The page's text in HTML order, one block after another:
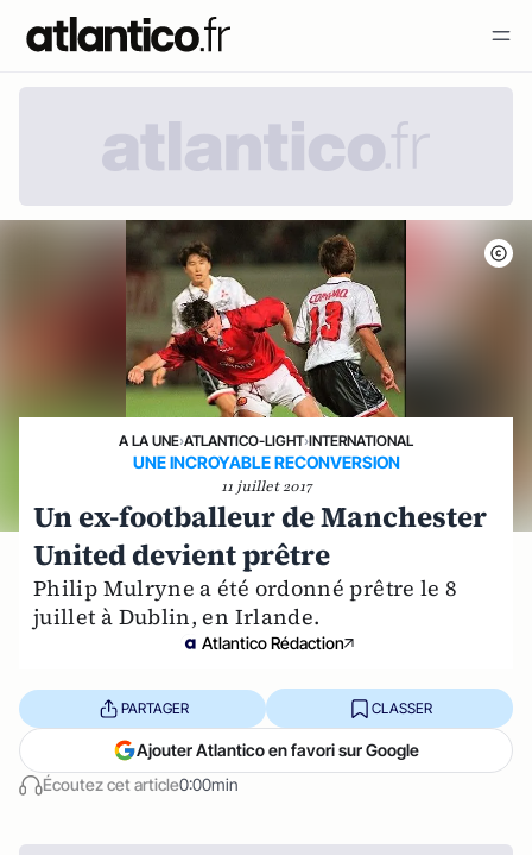
A LA UNE›ATLANTICO-LIGHT›INTERNATIONAL
UNE INCROYABLE RECONVERSION
11 juillet 2017
Un ex-footballeur de Manchester
United devient prêtre
Philip Mulryne a été ordonné prêtre le 8
juillet à Dublin, en Irlande.
Atlantico Rédaction
Écoutez cet article0:00min
PARTAGER CLASSER
Ajouter Atlantico en favori sur Google